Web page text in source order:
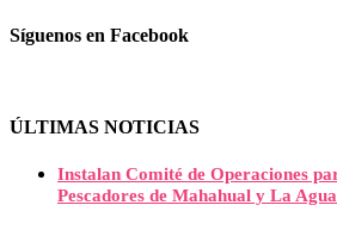
Síguenos en Facebook
ÚLTIMAS NOTICIAS
Instalan Comité de Operaciones
Pescadores de Mahahual y La